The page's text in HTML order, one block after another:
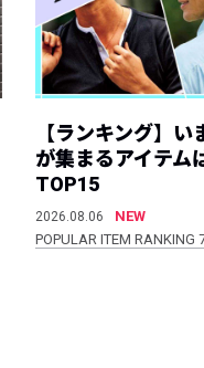
【ランキング】
が集まるアイテム
TOP15
2026.08.06
NEW
POPULAR ITEM